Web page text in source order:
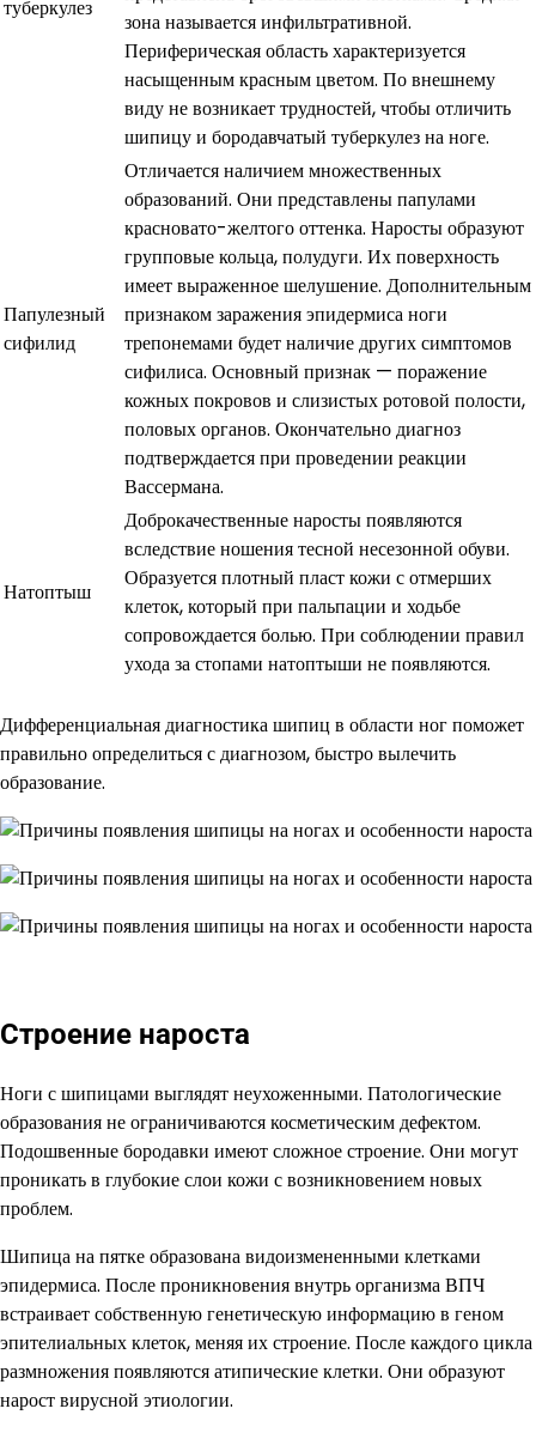
туберкулез
зона называется инфильтративной.
Периферическая область характеризуется
насыщенным красным цветом. По внешнему
виду не возникает трудностей, чтобы отличить
шипицу и бородавчатый туберкулез на ноге.
Папулезный
сифилид
Отличается наличием множественных
образований. Они представлены папулами
красновато-желтого оттенка. Наросты образуют
групповые кольца, полудуги. Их поверхность
имеет выраженное шелушение. Дополнительным
признаком заражения эпидермиса ноги
трепонемами будет наличие других симптомов
сифилиса. Основный признак — поражение
кожных покровов и слизистых ротовой полости,
половых органов. Окончательно диагноз
подтверждается при проведении реакции
Вассермана.
Натоптыш
Доброкачественные наросты появляются
вследствие ношения тесной несезонной обуви.
Образуется плотный пласт кожи с отмерших
клеток, который при пальпации и ходьбе
сопровождается болью. При соблюдении правил
ухода за стопами натоптыши не появляются.
Дифференциальная диагностика шипиц в области ног поможет
правильно определиться с диагнозом, быстро вылечить
образование.
Строение нароста
Ноги с шипицами выглядят неухоженными. Патологические
образования не ограничиваются косметическим дефектом.
Подошвенные бородавки имеют сложное строение. Они могут
проникать в глубокие слои кожи с возникновением новых
проблем.
Шипица на пятке образована видоизмененными клетками
эпидермиса. После проникновения внутрь организма ВПЧ
встраивает собственную генетическую информацию в геном
эпителиальных клеток, меняя их строение. После каждого цикла
размножения появляются атипические клетки. Они образуют
нарост вирусной этиологии.